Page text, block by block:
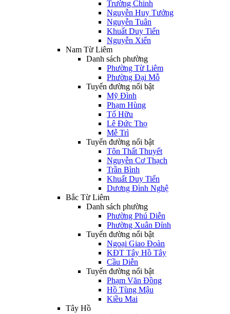
Trường Chinh
Nguyễn Huy Tưởng
Nguyễn Tuân
Khuất Duy Tiến
Nguyễn Xiển
Nam Từ Liêm
Danh sách phường
Phường Từ Liêm
Phường Đại Mỗ
Tuyến đường nổi bật
Mỹ Đình
Phạm Hùng
Tố Hữu
Lê Đức Thọ
Mễ Trì
Tuyến đường nổi bật
Tôn Thất Thuyết
Nguyễn Cơ Thạch
Trần Bình
Khuất Duy Tiến
Dương Đình Nghệ
Bắc Từ Liêm
Danh sách phường
Phường Phú Diễn
Phường Xuân Đỉnh
Tuyến đường nổi bật
Ngoại Giao Đoàn
KĐT Tây Hồ Tây
Cầu Diễn
Tuyến đường nổi bật
Phạm Văn Đồng
Hồ Tùng Mậu
Kiều Mai
Tây Hồ